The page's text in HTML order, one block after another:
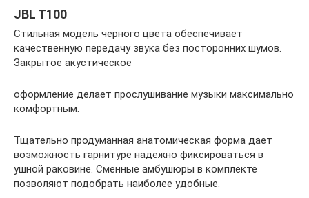
JBL T100
Стильная модель черного цвета обеспечивает
качественную передачу звука без посторонних шумов.
Закрытое акустическое
оформление делает прослушивание музыки максимально
комфортным.
Тщательно продуманная анатомическая форма дает
возможность гарнитуре надежно фиксироваться в
ушной раковине. Сменные амбушюры в комплекте
позволяют подобрать наиболее удобные.